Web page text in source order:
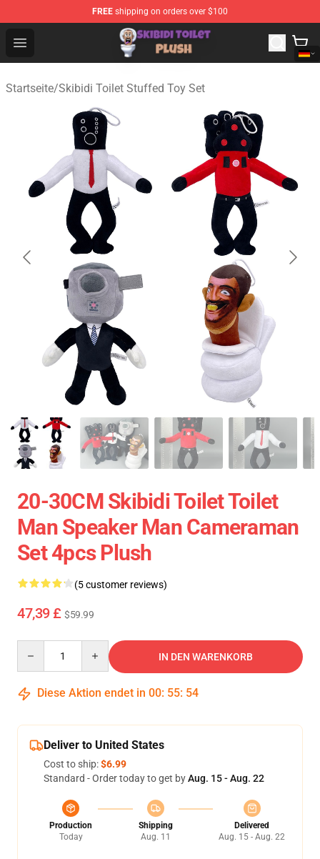
FREE shipping on orders over $100
Open menu
Skibidi Toilet Plush Shop - Official Skibidi Toilet Plush
Startseite/Skibidi Toilet Stuffed Toy Set
20-30CM Skibidi Toilet Toilet
Man Speaker Man Cameraman
Set 4pcs Plush
(5 customer reviews)
47,39 £ $59.99
IN DEN WARENKORB
Diese Aktion endet in 00: 55: 51
Deliver to United States
Cost to ship:$6.99
Standard - Order today to get byAug. 15 - Aug. 22
Production
Today
Shipping
Aug. 11
Delivered
Aug. 15 - Aug. 22